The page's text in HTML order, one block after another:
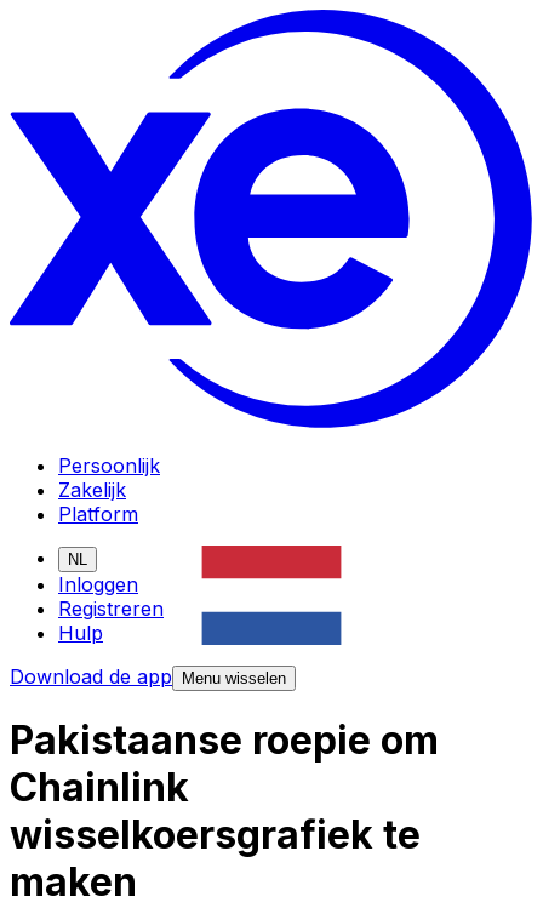
Persoonlijk
Zakelijk
Platform
NL
Inloggen
Registreren
Hulp
Download de app
Menu wisselen
Pakistaanse roepie om
Chainlink
wisselkoersgrafiek te
maken